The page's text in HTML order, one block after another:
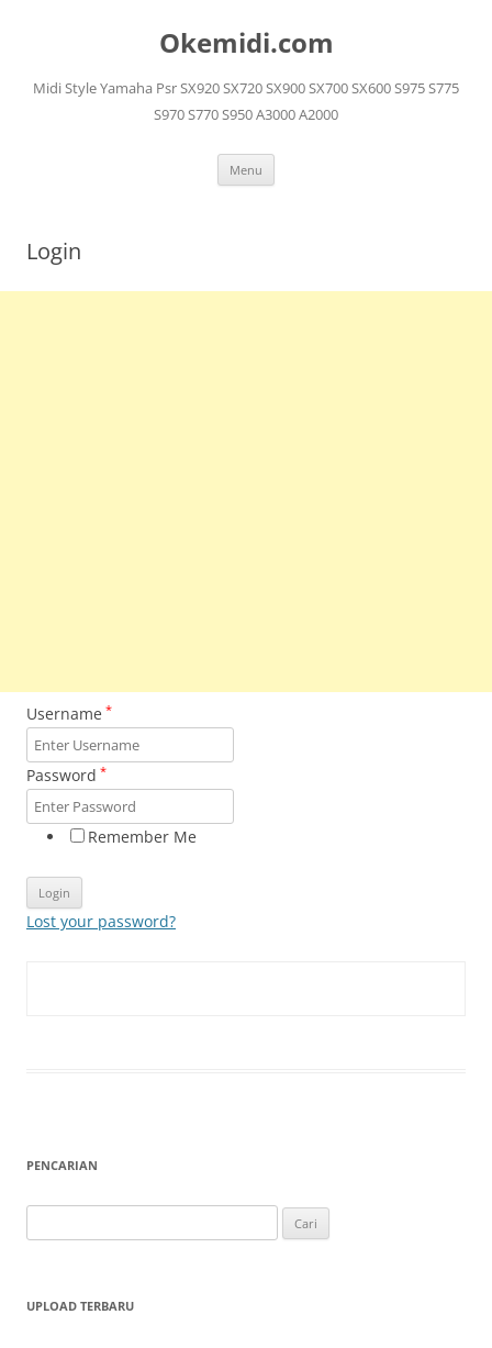
Okemidi.com
Midi Style Yamaha Psr SX920 SX720 SX900 SX700 SX600 S975 S775
S970 S770 S950 A3000 A2000
Menu
Login
Username *
Password *
Remember Me
Lost your password?
PENCARIAN
untuk:
UPLOAD TERBARU